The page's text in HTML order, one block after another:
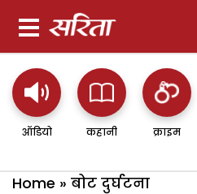
ऑडियो कहानी क्राइम
Home » बोट दुर्घटना